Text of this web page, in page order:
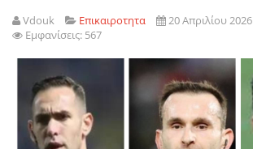
Vdouk Επικαιροτητα
20 Απριλίου 2026
Εμφανίσεις: 567